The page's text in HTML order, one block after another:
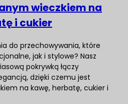
wieczkiem na
i cukier
do przechowywania, które
jak i stylowe? Nasz
pokrywką łączy
dzięki czemu jest
na kawę, herbatę, cukier i